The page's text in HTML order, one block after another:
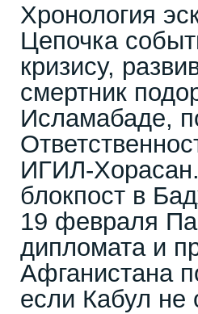
Хронология
Цепочка
кризису,
смертник
Исламабаде,
ИГИЛ-
блокпост в
19 февраля
дипломата и
Афганистана
если Кабул не